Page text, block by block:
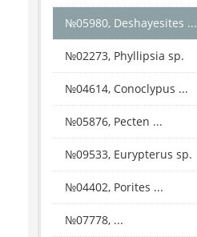
№05980, Deshayesites ...
№02273, Phyllipsia sp.
№04614, Conoclypus ...
№05876, Pecten ...
№09533, Eurypterus sp.
№04402, Porites ...
№07778, ...